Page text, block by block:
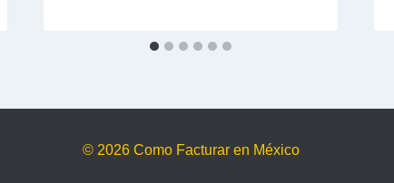
© 2026 Como Facturar en México